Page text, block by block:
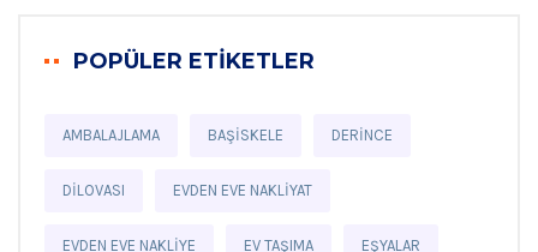
POPÜLER ETIKETLER
AMBALAJLAMA BAŞISKELE DERINCE
DILOVASI EVDEN EVE NAKLIYAT
EVDEN EVE NAKLIYE EV TAŞIMA EŞYALAR